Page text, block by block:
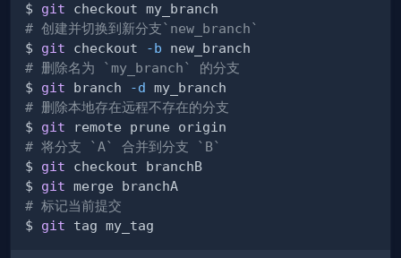
$ git
# 创建并切换到新分支`new_branch`
$ git checkout -b
# 删除名为 `my_branch` 的分支
$ git branch -d
# 删除本地存在远程不存在的分支
$ git
# 将分支 `A` 合并到分支 `B`
$ git
$ git
# 标记当前提交
$ git